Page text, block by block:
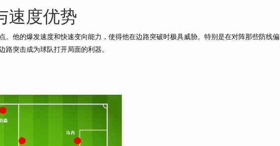
速度优势
。他的爆发速度和快速变向能力，使得他在边路突破时极具威胁。特别是在对阵那些防线偏
突击成为球队打开局面的利器。